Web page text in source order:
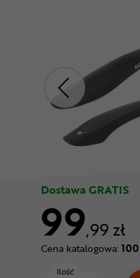
Superoferta
Dostawa GRATIS
99,99 zł
Cena katalogowa: 100
Ilość